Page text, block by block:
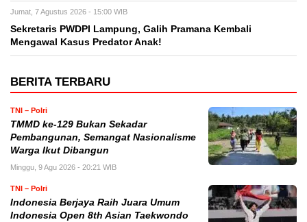
Jumat, 7 Agustus 2026 - 15:00 WIB
Sekretaris PWDPI Lampung, Galih Pramana Kembali
Mengawal Kasus Predator Anak!
BERITA TERBARU
TNI – Polri
TMMD ke-129 Bukan Sekadar
Pembangunan, Semangat Nasionalisme
Warga Ikut Dibangun
Minggu, 9 Agu 2026 - 20:21 WIB
TNI – Polri
Indonesia Berjaya Raih Juara Umum
Indonesia Open 8th Asian Taekwondo